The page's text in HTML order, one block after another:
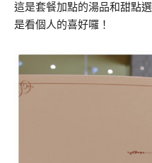
這是套餐加點的湯品和甜點
是看個人的喜好囉！